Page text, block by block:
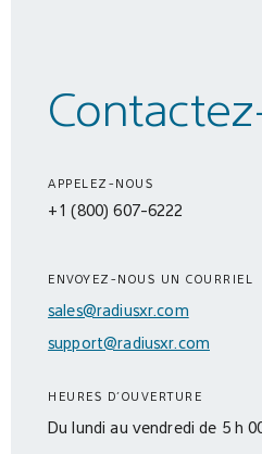
APPELEZ-NOUS
+1 (800) 607-6222
ENVOYEZ-NOUS UN COURRIEL
sales@radiusxr.com
support@radiusxr.com
HEURES D’OUVERTURE
Du lundi au vendredi de 5 h